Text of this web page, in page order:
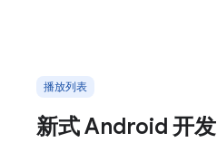
播放列表
新式 Android 开发